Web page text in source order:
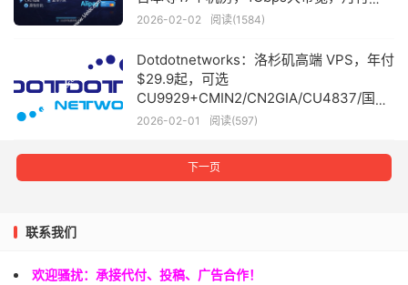
$2.99起
2026-02-02 阅读(1584)
Dotdotnetworks：洛杉矶高端 VPS，年付
$29.9起，可选
CU9929+CMIN2/CN2GIA/CU4837/国际
线路/多IP站群VPS等
2026-02-01 阅读(597)
下一页
联系我们
欢迎骚扰：承接代付、投稿、广告合作！